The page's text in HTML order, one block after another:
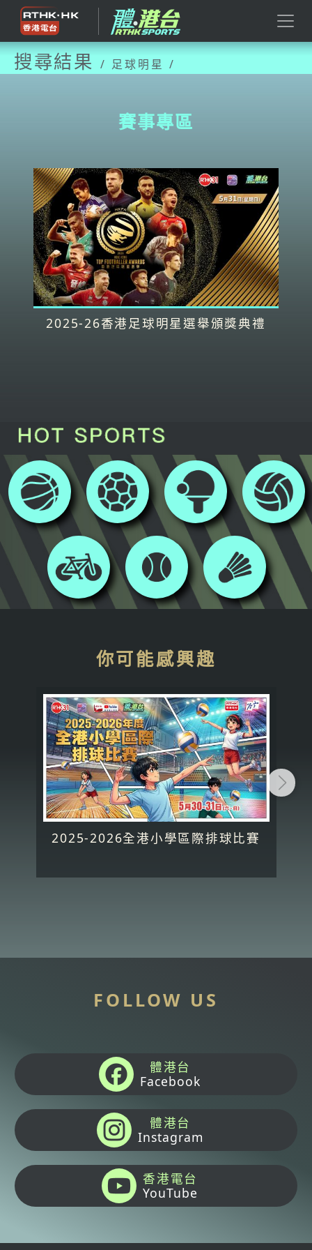
搜尋結果 / 足球明星 /
賽事專區
2025-26香港足球明星選舉頒獎典禮
你可能感興趣
2025-2026全港小學區際排球比賽
FOLLOW US
體港台
Facebook
體港台
Instagram
香港電台
YouTube